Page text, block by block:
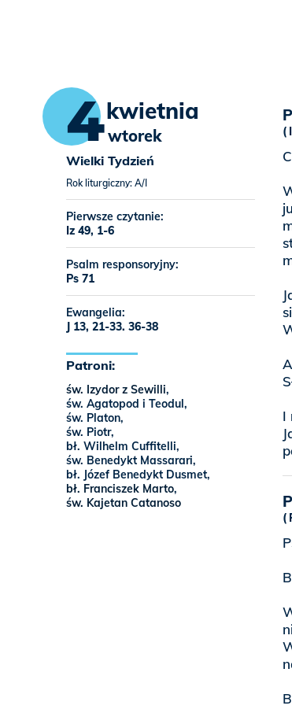
4kwietnia
wtorek
Wielki Tydzień
Rok liturgiczny: A/I
Pierwsze czytanie:
Iz 49, 1-6
Psalm responsoryjny:
Ps 71
Ewangelia:
J 13, 21-33. 36-38
Patroni:
św. Izydor z Sewilli,
św. Agatopod i Teodul,
św. Platon,
św. Piotr,
bł. Wilhelm Cuffitelli,
św. Benedykt Massarari,
bł. Józef Benedykt Dusmet,
bł. Franciszek Marto,
św. Kajetan Catanoso
I